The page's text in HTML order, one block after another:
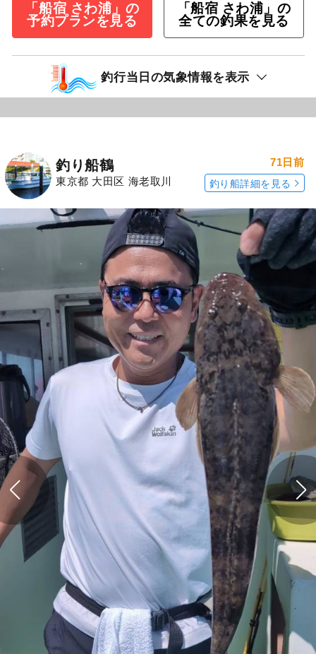
「船宿 さわ浦」の
予約プランを見る
「船宿 さわ浦」の
全ての釣果を見る
釣行当日の気象情報を表示
釣り船鶴
東京都 大田区 海老取川
71日前
釣り船詳細を見る